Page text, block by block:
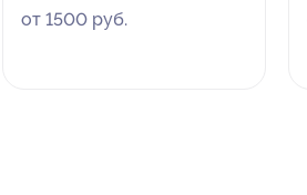
от 1500 руб.